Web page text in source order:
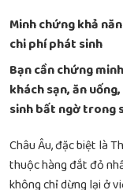
Minh chứng khả
chi phí phát sinh
Bạn cần chứng
khách sạn, ăn
sinh bất ngờ trong
Châu Âu, đặc biệt là
thuộc hàng đắt đỏ
không chỉ dừng lại ở